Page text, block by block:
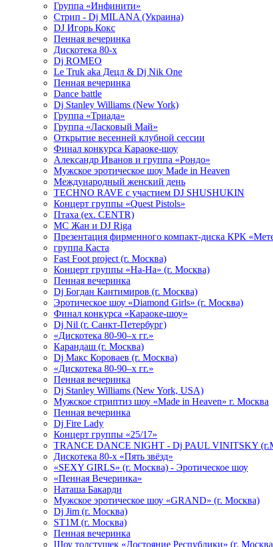
Группа «Инфинити»
Стрип - Dj MILANA (Украина)
DJ Игорь Кокс
Пенная вечеринка
Дискотека 80-х
Dj ROMEO
Le Truk aka Децл & Dj Nik One
Пенная вечеринка
Dance battle
Dj Stanley Williams (New York)
Группа «Триада»
Группа «Ласковый Май»
Открытие весенней клубной сессии
Финал конкурса Караоке-шоу
Александр Иванов и группа «Рондо»
Мужское эротическое шоу Made in Heaven
Международный женский день
TECHNO RAVE с участием DJ SHUSHUKIN
Концерт группы «Quest Pistols»
Птаха (ex. CENTR)
МС Жан и DJ Riga
Презентация фирменного компакт-диска КРК
группа Каста
Fast Foot project (г. Москва)
Концерт группы «На-На» (г. Москва)
Пенная вечеринка
Dj Богдан Кантимиров (г. Москва)
Эротическое шоу «Diamond Girls» (г. Москва)
Финал конкурса «Караоке-шоу»
Dj Nil (г. Санкт-Петербург)
«Дискотека 80-90–х гг.»
Карандаш (г. Москва)
Dj Макс Короваев (г. Москва)
«Дискотека 80-90–х гг.»
Пенная вечеринка
Dj Stanley Williams (New York, USA)
Мужское стриптиз шоу «Made in Heaven» г. Москва
Пенная вечеринка
Dj Fire Lady
Концерт группы «25/17»
TRANCE DANCE NIGHT - Dj PAUL VINITSKY
Дискотека 80-х «Пять звёзд»
«SEXY GIRLS» (г. Москва) - Эротическое шоу
«Пенная Вечеринка»
Hаташа Бакарди
Мужское эротическое шоу «GRAND» (г. Москва)
Dj Jim (г. Москва)
ST1M (г. Москва)
Пенная вечеринка
Шоу толстушек «Достояние Республики» (г.